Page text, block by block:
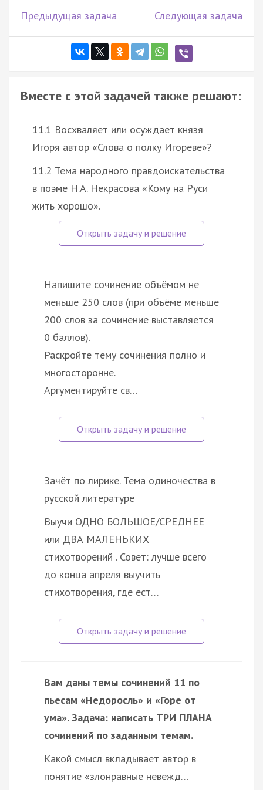
Предыдущая задача Следующая задача
Вместе с этой задачей также решают:
11.1 Восхваляет или осуждает князя
Игоря автор «Слова о полку Игореве»?
11.2 Тема народного правдоискательства
в поэме Н.А. Некрасова «Кому на Руси
жить хорошо».
Напишите сочинение объёмом не
меньше 250 слов (при объёме меньше
200 слов за сочинение выставляется
0 баллов).
Раскройте тему сочинения полно и
многосторонне.
Аргументируйте св…
Зачёт по лирике. Тема одиночества в
русской литературе
Выучи ОДНО БОЛЬШОЕ/СРЕДНЕЕ
или ДВА МАЛЕНЬКИХ
стихотворений . Совет: лучше всего
до конца апреля выучить
стихотворения, где ест…
Вам даны темы сочинений 11 по
пьесам «Недоросль» и «Горе от
ума». Задача: написать ТРИ ПЛАНА
сочинений по заданным темам.
Какой смысл вкладывает автор в
понятие «злонравные невежд…